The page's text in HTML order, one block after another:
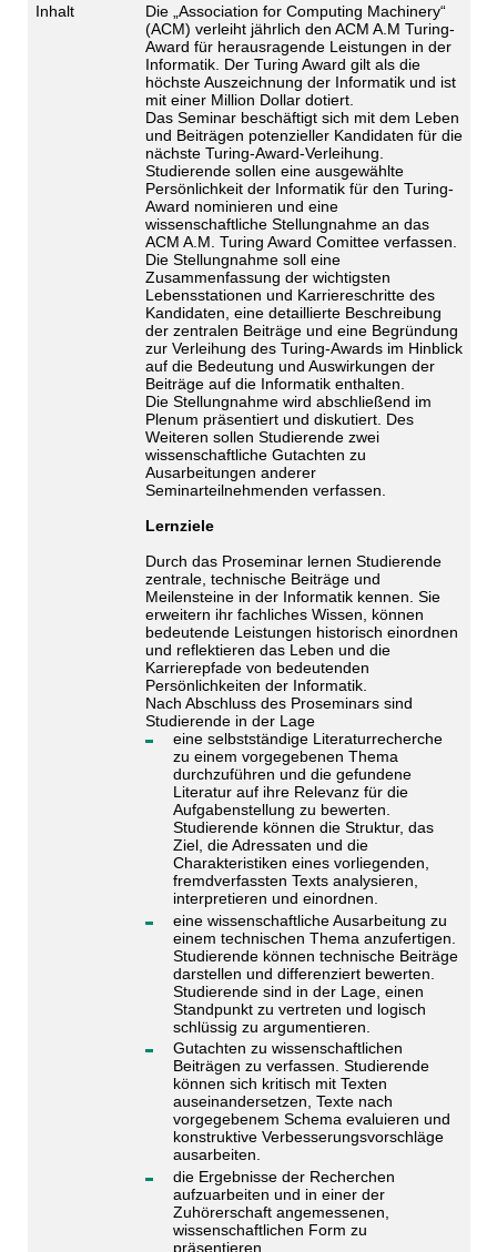
Inhalt
Die „Association for Computing Machinery“
(ACM) verleiht jährlich den ACM A.M Turing-
Award für herausragende Leistungen in der
Informatik. Der Turing Award gilt als die
höchste Auszeichnung der Informatik und ist
mit einer Million Dollar dotiert.
Das Seminar beschäftigt sich mit dem Leben
und Beiträgen potenzieller Kandidaten für die
nächste Turing-Award-Verleihung.
Studierende sollen eine ausgewählte
Persönlichkeit der Informatik für den Turing-
Award nominieren und eine
wissenschaftliche Stellungnahme an das
ACM A.M. Turing Award Comittee verfassen.
Die Stellungnahme soll eine
Zusammenfassung der wichtigsten
Lebensstationen und Karriereschritte des
Kandidaten, eine detaillierte Beschreibung
der zentralen Beiträge und eine Begründung
zur Verleihung des Turing-Awards im Hinblick
auf die Bedeutung und Auswirkungen der
Beiträge auf die Informatik enthalten.
Die Stellungnahme wird abschließend im
Plenum präsentiert und diskutiert. Des
Weiteren sollen Studierende zwei
wissenschaftliche Gutachten zu
Ausarbeitungen anderer
Seminarteilnehmenden verfassen.
Lernziele
Durch das Proseminar lernen Studierende
zentrale, technische Beiträge und
Meilensteine in der Informatik kennen. Sie
erweitern ihr fachliches Wissen, können
bedeutende Leistungen historisch einordnen
und reflektieren das Leben und die
Karrierepfade von bedeutenden
Persönlichkeiten der Informatik.
Nach Abschluss des Proseminars sind
Studierende in der Lage
eine selbstständige Literaturrecherche
zu einem vorgegebenen Thema
durchzuführen und die gefundene
Literatur auf ihre Relevanz für die
Aufgabenstellung zu bewerten.
Studierende können die Struktur, das
Ziel, die Adressaten und die
Charakteristiken eines vorliegenden,
fremdverfassten Texts analysieren,
interpretieren und einordnen.
eine wissenschaftliche Ausarbeitung zu
einem technischen Thema anzufertigen.
Studierende können technische Beiträge
darstellen und differenziert bewerten.
Studierende sind in der Lage, einen
Standpunkt zu vertreten und logisch
schlüssig zu argumentieren.
Gutachten zu wissenschaftlichen
Beiträgen zu verfassen. Studierende
können sich kritisch mit Texten
auseinandersetzen, Texte nach
vorgegebenem Schema evaluieren und
konstruktive Verbesserungsvorschläge
ausarbeiten.
die Ergebnisse der Recherchen
aufzuarbeiten und in einer der
Zuhörerschaft angemessenen,
wissenschaftlichen Form zu
präsentieren.